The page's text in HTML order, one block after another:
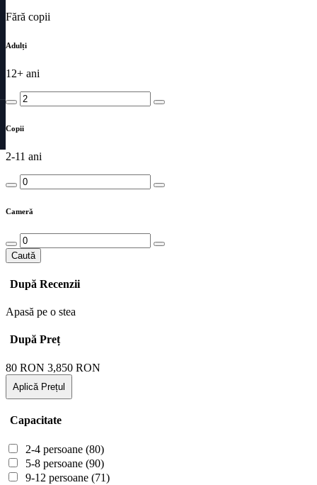
Fără copii
Adulți
12+ ani
Copii
2-11 ani
Cameră
Caută
După Recenzii
Apasă pe o stea
După Preț
80 RON 3,850 RON
Aplică Prețul
Capacitate
2-4 persoane (80)
5-8 persoane (90)
9-12 persoane (71)